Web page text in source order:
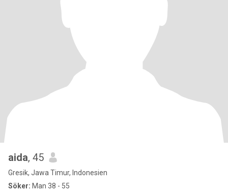
aida, 45
Gresik, Jawa Timur, Indonesien
Söker: Man 38 - 55